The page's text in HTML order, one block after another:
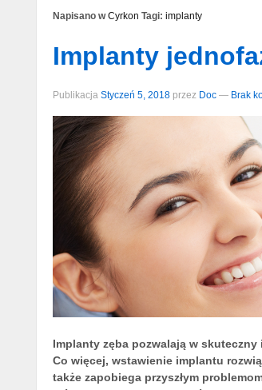
Napisano wCyrkon Tagi: implanty
Implanty
Publikacja Styczeń 5, 2018 przez Doc — Brak
Implanty zęba pozwalają w
Co więcej, wstawienie implantu
także zapobiega przyszłym